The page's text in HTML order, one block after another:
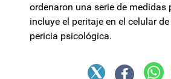
ordenaron una serie de medidas
incluye el peritaje en el celular
pericia psicológica.